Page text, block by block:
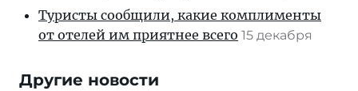
Туристы сообщили, какие комплименты
от отелей им приятнее всего 15 декабря
Другие новости